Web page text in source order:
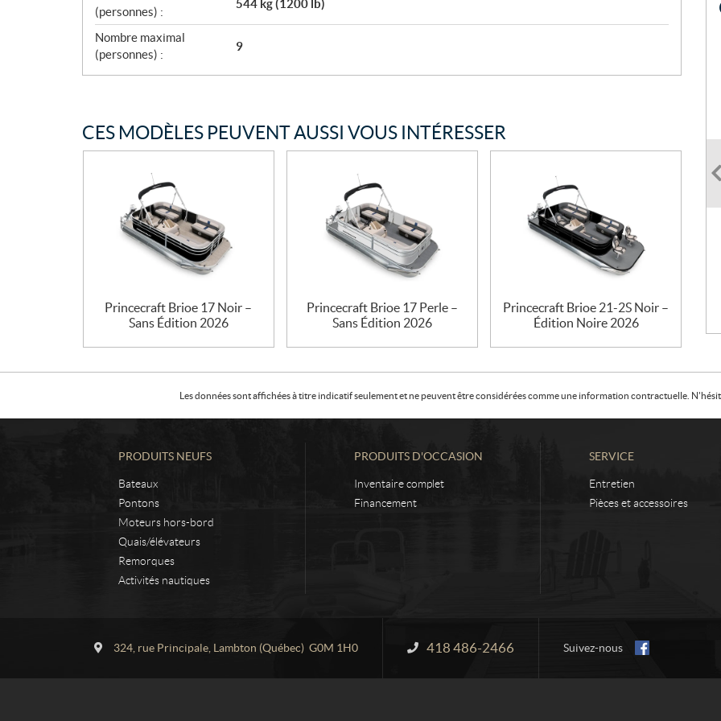
(personnes) :
544 kg (1200 lb)
Nombre maximal
(personnes) :
9
CES MODÈLES PEUVENT AUSSI VOUS INTÉRESSER
Princecraft Brioe 17 Noir –
Sans Édition 2026
Princecraft Brioe 17 Perle –
Sans Édition 2026
Princecraft Brioe 21-2S Noir –
Édition Noire 2026
Les données sont affichées à titre indicatif seulement et ne peuvent être considérées comme une information contractuelle.
PRODUITS NEUFS
Bateaux
Pontons
Moteurs hors-bord
Quais/élévateurs
Remorques
Activités nautiques
PRODUITS D'OCCASION
Inventaire complet
Financement
SERVICE
Entretien
Pièces et accessoires
324, rue Principale, Lambton (Québec) G0M 1H0 Information :
418 486-2466 Suivez-nous